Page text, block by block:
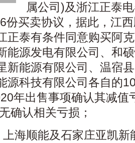
属公司)及浙江正泰
份买卖协议，据此，江
正泰有条件同意购买阿
能源发电有限公司、和
新能源有限公司、温宿
源科技有限公司各自的
年出售事项确认其减值
确认相关亏损；
海顺能及石家庄亚凯新